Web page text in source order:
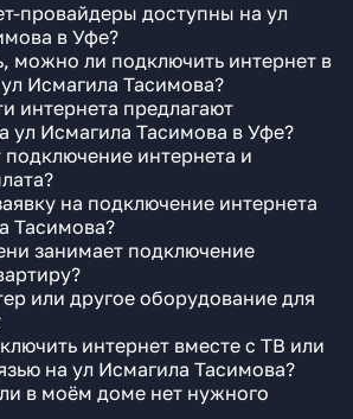
провайдеры доступны на ул
в Уфе?
можно ли подключить интернет в
Исмагила Тасимова?
интернета предлагают
ул Исмагила Тасимова в Уфе?
подключение интернета и
на подключение интернета
Тасимова?
занимает подключение
или другое оборудование для
интернет вместе с ТВ или
на ул Исмагила Тасимова?
в моём доме нет нужного